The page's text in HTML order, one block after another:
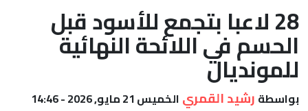
أعمدة
الصحراء
28 لاعبا بتجمع للأسود قبل
الحسم في اللائحة النهائية
للمونديال
بواسطة رشيد القمري الخميس 21 مايو, 2026 - 14:46